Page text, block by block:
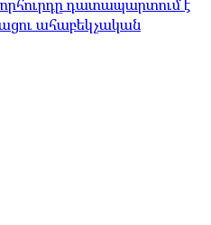
դատապարտում է
ահաբեկչական